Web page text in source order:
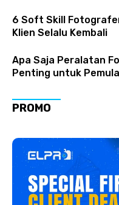
6 Soft Skill
Klien Selalu Kembali
Apa Saja Peralatan
Penting untuk Pemula
PROMO